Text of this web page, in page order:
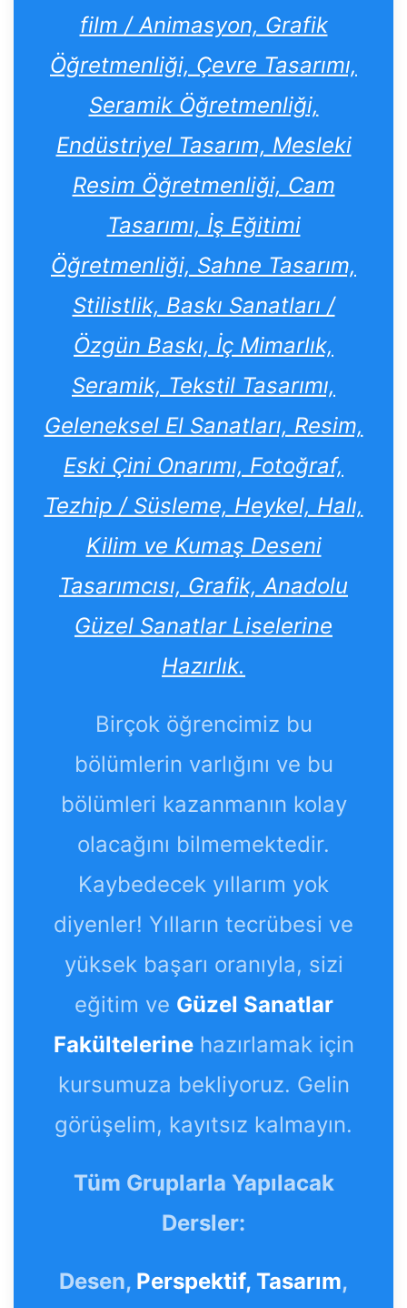
film / Animasyon, Grafik
Öğretmenliği, Çevre Tasarımı,
Seramik Öğretmenliği,
Endüstriyel Tasarım, Mesleki
Resim Öğretmenliği, Cam
Tasarımı, İş Eğitimi
Öğretmenliği, Sahne Tasarım,
Stilistlik, Baskı Sanatları /
Özgün Baskı, İç Mimarlık,
Seramik, Tekstil Tasarımı,
Geleneksel El Sanatları, Resim,
Eski Çini Onarımı, Fotoğraf,
Tezhip / Süsleme, Heykel, Halı,
Kilim ve Kumaş Deseni
Tasarımcısı, Grafik, Anadolu
Güzel Sanatlar Liselerine
Hazırlık.
Birçok öğrencimiz bu
bölümlerin varlığını ve bu
bölümleri kazanmanın kolay
olacağını bilmemektedir.
Kaybedecek yıllarım yok
diyenler! Yılların tecrübesi ve
yüksek başarı oranıyla, sizi
eğitim ve Güzel Sanatlar
Fakültelerinehazırlamak için
kursumuza bekliyoruz. Gelin
görüşelim, kayıtsız kalmayın.
Tüm Gruplarla Yapılacak
Dersler:
Desen, Perspektif, Tasarım,